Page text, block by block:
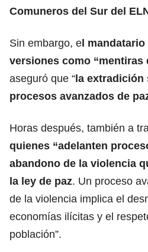
Comuneros del Sur del
Sin embargo, el
versiones como “mentiras
aseguró que “la extradición
procesos avanzados de
Horas después, también a
quienes “adelanten
abandono de la violencia
la ley de paz. Un proceso
de la violencia implica el
economías ilícitas y el
población”.